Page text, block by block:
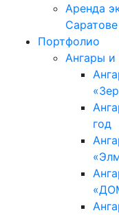
Аpендa
Портфолио
Ангары и
год